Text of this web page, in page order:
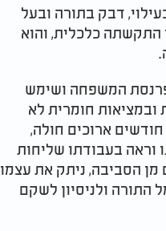
כעילוי, דבק בתורה ובעל
התקשתה כלכלית, והוא
המשפחה ושימש
חומרית לא
ארוכים חולה,
וראה בעבודתו שליחות
מן הסביבה, ניתק את עצמו
ולניסיון לשקם